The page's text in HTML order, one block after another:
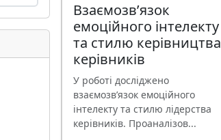
Взаємозв’язок
емоційного інтелекту
та стилю керівництва
керівників
У роботі досліджено
взаємозв’язок емоційного
інтелекту та стилю лідерства
керівників. Проаналізов...